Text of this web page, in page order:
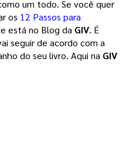
um todo. Se você quer
os 12 Passos para
está no Blog da GIV. É
seguir de acordo com a
do seu livro. Aqui na GIV